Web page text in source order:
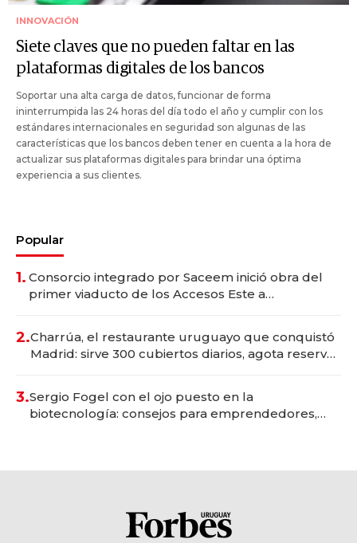
INNOVACIÓN
Siete claves que no pueden faltar en las
plataformas digitales de los bancos
Soportar una alta carga de datos, funcionar de forma
ininterrumpida las 24 horas del día todo el año y cumplir con los
estándares internacionales en seguridad son algunas de las
características que los bancos deben tener en cuenta a la hora de
actualizar sus plataformas digitales para brindar una óptima
experiencia a sus clientes.
Popular
1. Consorcio integrado por Saceem inició obra del
primer viaducto de los Accesos Este a
2.Charrúa, el restaurante uruguayo que conquistó
Madrid: sirve 300 cubiertos diarios, agota reservas
3.Sergio Fogel con el ojo puesto en la
biotecnología: consejos para emprendedores,